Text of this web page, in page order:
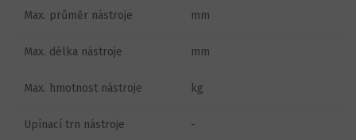
Max. průměr nástroje mm
Max. délka nástroje mm
Max. hmotnost nástroje kg
Upínací trn nástroje -